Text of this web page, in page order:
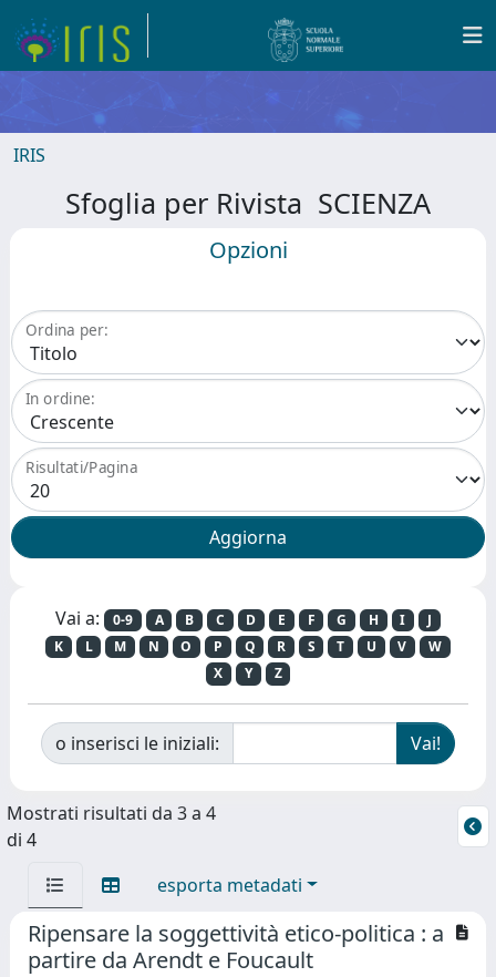
IRIS
Sfoglia per Rivista SCIENZA
Opzioni
Ordina per:
In ordine:
Risultati/Pagina
Vai a: 0-9 A B C D E F G H I
J
K
L M N O P Q R S T U V
W
X
Y Z
o inserisci le iniziali:
Mostrati risultati da 3 a 4
di 4
esporta metadati
Ripensare la soggettività etico-politica : a
partire da Arendt e Foucault